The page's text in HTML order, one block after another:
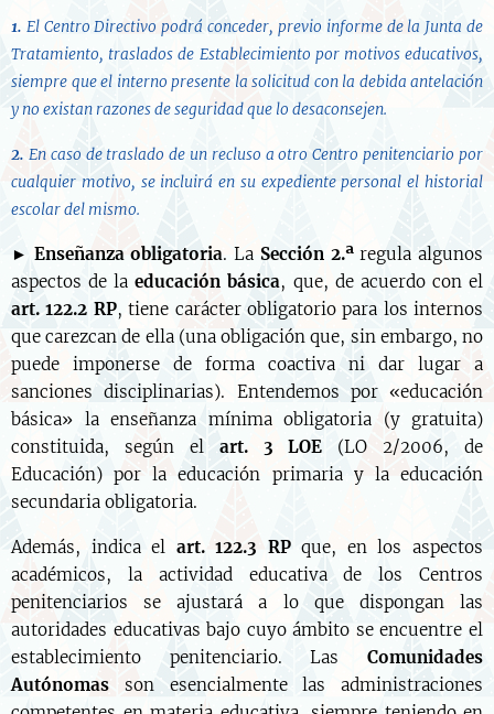
1. El Centro Directivo podrá conceder, previo informe de la Junta de
Tratamiento, traslados de Establecimiento por motivos educativos,
siempre que el interno presente la solicitud con la debida antelación
y no existan razones de seguridad que lo desaconsejen.
2. En caso de traslado de un recluso a otro Centro penitenciario por
cualquier motivo, se incluirá en su expediente personal el historial
escolar del mismo.
► Enseñanza obligatoria. La Sección 2.ªregula algunos
aspectos de laeducación básica, que, de acuerdo con el
art. 122.2 RP, tiene carácter obligatorio para los internos
que carezcan de ella (una obligación que, sin embargo, no
puede imponerse de forma coactiva ni dar lugar a
sanciones disciplinarias). Entendemos por «educación
básica» la enseñanza mínima obligatoria (y gratuita)
constituida, según el art. 3 LOE (LO 2/2006, de
Educación) por la educación primaria y la educación
secundaria obligatoria.
Además, indica el art. 122.3 RPque, en los aspectos
académicos, la actividad educativa de los Centros
penitenciarios se ajustará a lo que dispongan las
autoridades educativas bajo cuyo ámbito se encuentre el
establecimiento penitenciario. Las Comunidades
Autónomas son esencialmente las administraciones